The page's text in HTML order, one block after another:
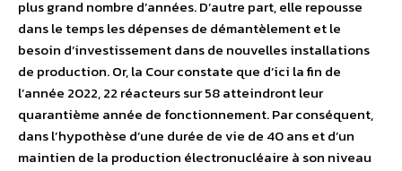
plus grand nombre d’années. D’autre part, elle repousse
dans le temps les dépenses de démantèlement et le
besoin d’investissement dans de nouvelles installations
de production. Or, la Cour constate que d’ici la fin de
l’année 2022, 22 réacteurs sur 58 atteindront leur
quarantième année de fonctionnement. Par conséquent,
dans l’hypothèse d’une durée de vie de 40 ans et d’un
maintien de la production électronucléaire à son niveau